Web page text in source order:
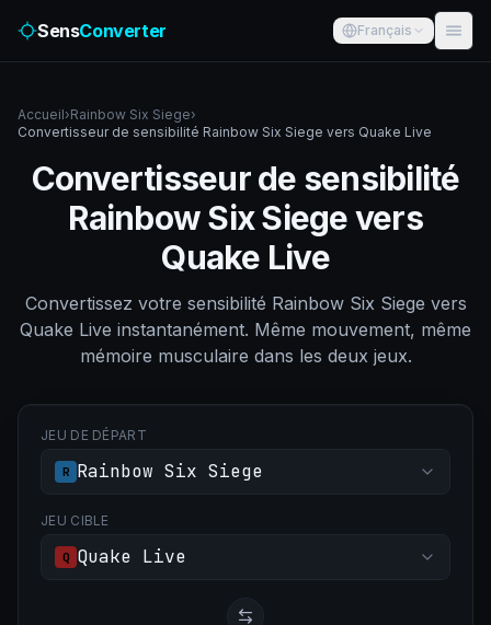
SensConverter Français
Accueil›Rainbow Six Siege›
Convertisseur de sensibilité Rainbow Six Siege vers Quake Live
Convertisseur de sensibilité
Rainbow Six Siege vers
Quake Live
Convertissez votre sensibilité Rainbow Six Siege vers
Quake Live instantanément. Même mouvement, même
mémoire musculaire dans les deux jeux.
JEU DE DÉPART
R Rainbow Six Siege
JEU CIBLE
Q Quake Live